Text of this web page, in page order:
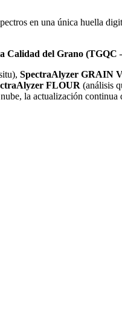
en una única huella
Calidad del Grano
SpectraAlyzer GRAIN
FLOUR (análisis
la actualización